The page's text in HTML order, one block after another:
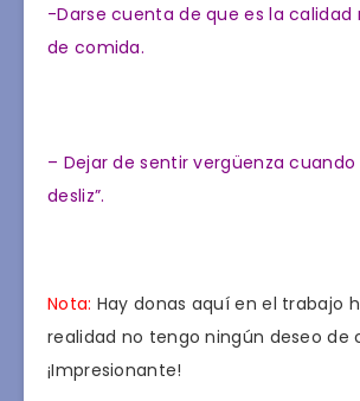
-Darse cuenta de que es la calidad
de comida.
– Dejar de sentir vergüenza
desliz”.
Nota: Hay donas aquí en el trabajo
realidad no tengo ningún deseo de
¡Impresionante!